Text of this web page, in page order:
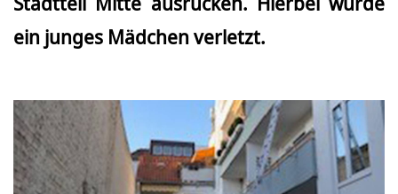
ein junges Mädchen verletzt.